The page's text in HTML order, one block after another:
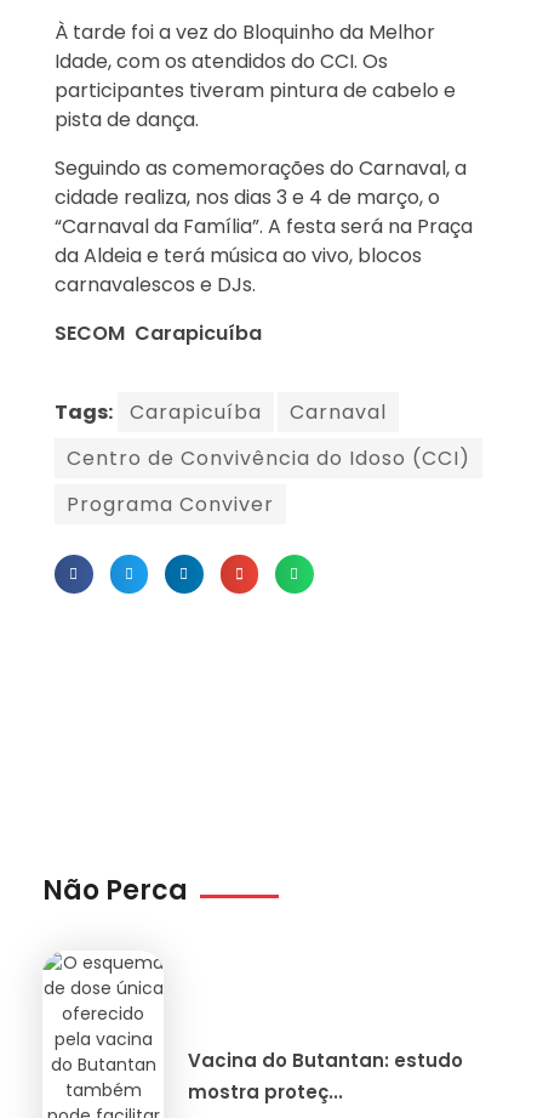
À tarde foi a vez do Bloquinho da Melhor
Idade, com os atendidos do CCI. Os
participantes tiveram pintura de cabelo e
pista de dança.
Seguindo as comemorações do Carnaval, a
cidade realiza, nos dias 3 e 4 de março, o
“Carnaval da Família”. A festa será na Praça
da Aldeia e terá música ao vivo, blocos
carnavalescos e DJs.
SECOM Carapicuíba
Tags: Carapicuíba
Carnaval
Centro de Convivência do Idoso (CCI)
Programa Conviver
Não Perca
Vacina do Butantan: estudo
mostra proteç...